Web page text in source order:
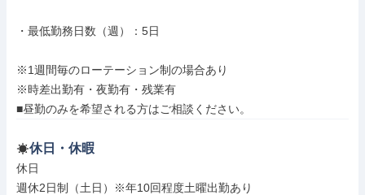
・最低勤務日数（週）：5日
※1週間毎のローテーション制の場合あり
※時差出勤有・夜勤有・残業有
■昼勤のみを希望される方はご相談ください。
休日・休暇
休日
週休2日制（土日）※年10回程度土曜出勤あり